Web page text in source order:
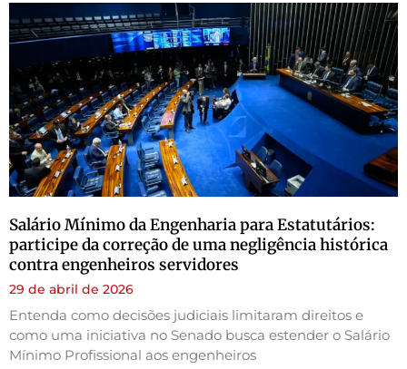
Salário Mínimo da Engenharia para Estatutários:
participe da correção de uma negligência histórica
contra engenheiros servidores
29 de abril de 2026
Entenda como decisões judiciais limitaram direitos e
como uma iniciativa no Senado busca estender o Salário
Mínimo Profissional aos engenheiros